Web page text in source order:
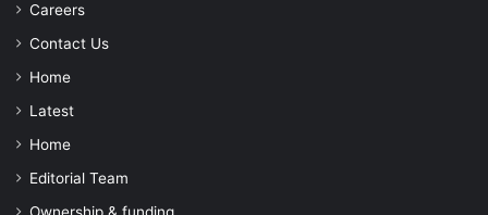
Careers
Contact Us
Home
Latest
Home
Editorial Team